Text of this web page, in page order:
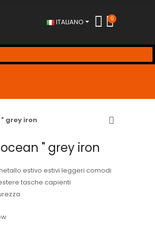
ITALIANO 0
grey iron
" grey iron
estivo estivi leggeri comodi
tasche capienti